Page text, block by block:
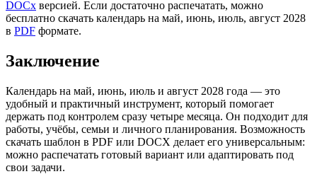
DOCx версией. Если достаточно распечатать, можно
бесплатно скачать календарь на май, июнь, июль, август 2028
в PDF формате.
Заключение
Календарь на май, июнь, июль и август 2028 года — это
удобный и практичный инструмент, который помогает
держать под контролем сразу четыре месяца. Он подходит для
работы, учёбы, семьи и личного планирования. Возможность
скачать шаблон в PDF или DOCX делает его универсальным:
можно распечатать готовый вариант или адаптировать под
свои задачи.